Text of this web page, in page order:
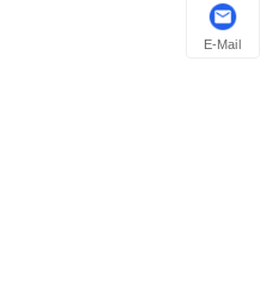
E-Mail